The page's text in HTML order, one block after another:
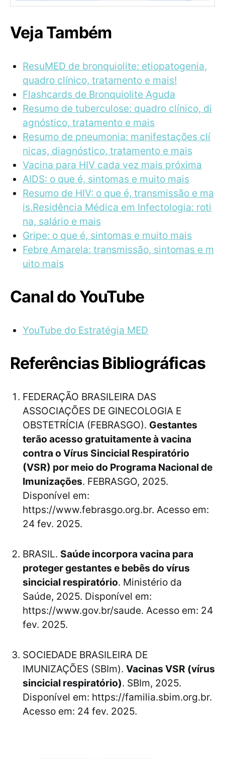
Veja Também
ResuMED de bronquiolite: etiopatogenia,
quadro clínico, tratamento e mais!
Flashcards de Bronquiolite Aguda
Resumo de tuberculose: quadro clínico, di
agnóstico, tratamento e mais
Resumo de pneumonia: manifestações clí
nicas, diagnóstico, tratamento e mais
Vacina para HIV cada vez mais próxima
AIDS: o que é, sintomas e muito mais
Resumo de HIV: o que é, transmissão e ma
is.Residência Médica em Infectologia: roti
na, salário e mais
Gripe: o que é, sintomas e muito mais
Febre Amarela: transmissão, sintomas e m
uito mais
Canal do YouTube
YouTube do Estratégia MED
Referências Bibliográficas
FEDERAÇÃO BRASILEIRA DAS
ASSOCIAÇÕES DE GINECOLOGIA E
OBSTETRÍCIA (FEBRASGO). Gestantes
terão acesso gratuitamente à vacina
contra o Vírus Sincicial Respiratório
(VSR) por meio do Programa Nacional de
Imunizações. FEBRASGO, 2025.
Disponível em:
https://www.febrasgo.org.br. Acesso em:
24 fev. 2025.
BRASIL. Saúde incorpora vacina para
proteger gestantes e bebês do vírus
sincicial respiratório. Ministério da
Saúde, 2025. Disponível em:
https://www.gov.br/saude. Acesso em: 24
fev. 2025.
SOCIEDADE BRASILEIRA DE
IMUNIZAÇÕES (SBIm). Vacinas VSR (vírus
sincicial respiratório). SBIm, 2025.
Disponível em: https://familia.sbim.org.br.
Acesso em: 24 fev. 2025.